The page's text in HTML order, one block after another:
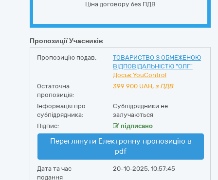
Ціна договору без ПДВ
Пропозиції Учасників
Пропозицію подав:
ТОВАРИСТВО З ОБМЕЖЕНОЮ
ВІДПОВІДАЛЬНІСТЮ "ОЛГ"
Досьє YouControl
Остаточна
пропозиція:
399 900 UAH, з ПДВ
Інформація про
субпідрядника:
Субпідрядники не
залучаються
Підпис:
підписано
Переглянути Електронну пропозицію в
pdf
Дата та час
подання
20-10-2025, 10:57:45